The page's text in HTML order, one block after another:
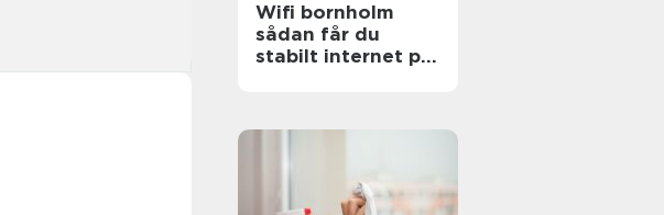
Wifi bornholm
sådan får du
stabilt internet på